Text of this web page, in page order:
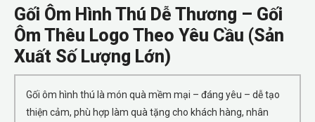
Gối Ôm Hình Thú Dễ Thương – Gối
Ôm Thêu Logo Theo Yêu Cầu (Sản
Xuất Số Lượng Lớn)
Gối ôm hình thú là món quà mềm mại – đáng yêu – dễ tạo
thiện cảm, phù hợp làm quà tặng cho khách hàng, nhân